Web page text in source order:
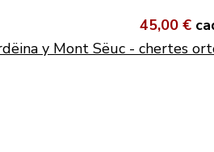
45,00 €
y Mont Sëuc - chertes